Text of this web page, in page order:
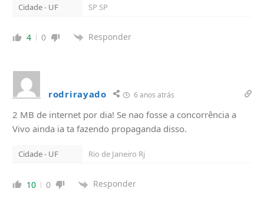
Cidade - UF SP SP
4 0 Responder
rodrirayado 6 anos atrás
2 MB de internet por dia! Se nao fosse a concorrência a
Vivo ainda ia ta fazendo propaganda disso.
Cidade - UF Rio de Janeiro Rj
10 0 Responder